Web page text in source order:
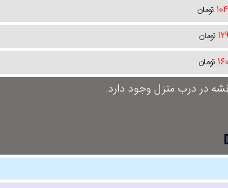
تومان
تومان
تومان
در درب منزل وجود دارد.